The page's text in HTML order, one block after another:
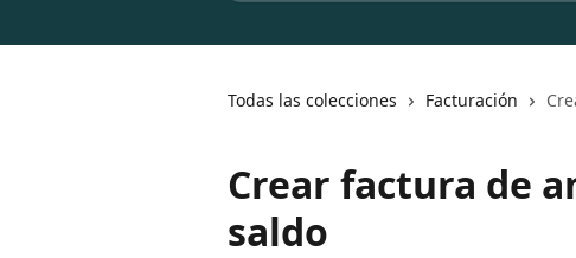
Todas las colecciones Facturación
Crear factura de
saldo